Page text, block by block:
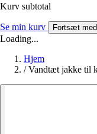
Kurv subtotal
Se min kurv Fortsæt
Loading...
Hjem
/ Vandtæt jakke til